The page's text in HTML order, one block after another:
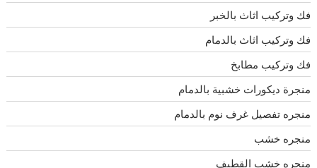
فك وتركيب اثاث بالخبر
فك وتركيب اثاث بالدمام
فك وتركيب مطابخ
منجرة ديكورات خشبية بالدمام
منجره تفصيل غرف نوم بالدمام
منجره خشب
منجره خشب القطيف